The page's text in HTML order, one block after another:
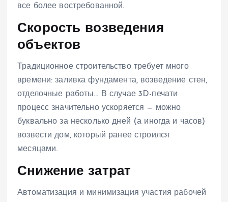
все более востребованной.
Скорость возведения
объектов
Традиционное строительство требует много
времени: заливка фундамента, возведение стен,
отделочные работы… В случае 3D-печати
процесс значительно ускоряется — можно
буквально за несколько дней (а иногда и часов)
возвести дом, который ранее строился
месяцами.
Снижение затрат
Автоматизация и минимизация участия рабочей